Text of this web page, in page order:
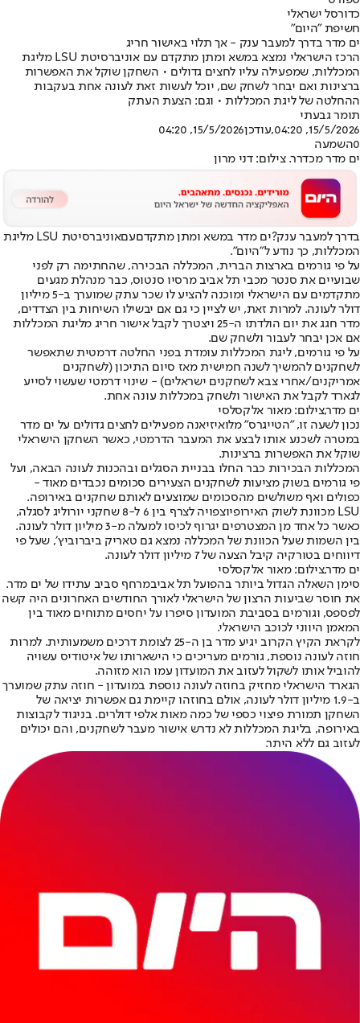
כדורסל ישראלי
חשיפת "היום"
ים מדר בדרך למעבר ענק - אך תלוי באישור חריג
הרכז הישראלי נמצא במשא ומתן מתקדם עם אוניברסיטת LSU מליגת
המכללות, שמפעילה עליו לחצים גדולים • השחקן שוקל את האפשרות
ברצינות ואם יבחר לשחק שם, יוכל לעשות זאת לעונה אחת בעקבות
ההחלטה של ליגת המכללות • וגם: הצעת העתק
תומר גבעתי
15/5/2026, 04:20
,עודכן15/5/2026, 04:20
0השמעה
ים מדר מכדרר. צילום: דני מרון
בדרך למעבר ענק?ים מדר במשא ומתן מתקדםעם
אוניברסיטת LSU מליגת
המכללות, כך נודע ל״היום״.
על פי גורמים בארצות הברית, המכללה הבכירה, שהחתימה רק לפני
שבועיים את סנטר מכבי תל אביב מרסיו סנטוס, כבר מנהלת מגעים
מתקדמים עם הישראלי ומוכנה להציע לו שכר עתק שמוערך ב-5 מיליון
דולר לעונה. למרות זאת, יש לציין כי גם אם יבשילו השיחות בין הצדדים,
מדר חגג את יום הולדתו ה-25 ויצטרך לקבל אישור חריג מליגת המכללות
אם אכן יבחר לעבור ולשחק שם.
על פי גורמים, ליגת המכללות עומדת בפני החלטה דרמטית שתאפשר
לשחקנים להמשיך לשנה חמישית מאז סיום התיכון (לשחקנים
אמריקנים/אחרי צבא לשחקנים ישראלים) - שינוי דרמטי שעשוי לסייע
לגארד לקבל את האישור ולשחק במכללות עונה אחת.
ים מדר,צילום: מאור אלקסלסי
נכון לשעה זו, ״הטייגרס״ מלואיזיאנה מפעילים לחצים גדולים על ים מדר
במטרה לשכנע אותו לבצע את המעבר הדרמטי, כאשר השחקן הישראלי
שוקל את האפשרות ברצינות.
המכללות הבכירות כבר החלו בבניית הסגלים ובהכנות לעונה הבאה, ועל
פי גורמים בשוק מציעות לשחקנים הצעירים סכומים נכבדים מאוד -
כפולים ואף משולשים מהסכומים שמוצעים לאותם שחקנים באירופה.
LSU מכוונת לשוק האירופי
וצפויה לצרף בין 6 ל-8 שחקני יורוליג לסגלה,
כאשר כל אחד מן המצטרפים יגרוף לכיסו למעלה מ-3 מיליון דולר לעונה.
בין השמות שעל הכוונת של המכללה נמצא גם טאריק ביברוביץ׳, שעל פי
דיווחים בטורקיה קיבל הצעה של 7 מיליון דולר לעונה.
ים מדר,צילום: מאור אלקסלסי
סימן השאלה הגדול ביותר בהפועל תל אביבמרחף סביב עתידו של ים מדר.
את חוסר שביעות הרצון של הישראלי לאורך החודשים האחרונים היה קשה
לפספס, וגורמים בסביבת המועדון סיפרו על יחסים מתוחים מאוד בין
המאמן היווני לכוכב הישראלי.
לקראת הקיץ הקרוב יגיע מדר בן ה-25 לצומת דרכים משמעותית. למרות
חוזה לעונה נוספת, גורמים מעריכים כי הישארותו של איטודיס עשויה
להוביל אותו לשקול לעזוב את המועדון עמו הוא מזוהה.
הגארד הישראלי מחזיק בחוזה לעונה נוספת במועדון - חוזה עתק שמוערך
ב-1.9 מיליון דולר לעונה, אולם בחוזהו קיימת גם אפשרות יציאה של
השחקן תמורת פיצוי כספי של כמה מאות אלפי דולרים. בניגוד לקבוצות
באירופה, בליגת המכללות לא נדרש אישור מעבר לשחקנים, והם יכולים
לעזוב גם ללא היתר.